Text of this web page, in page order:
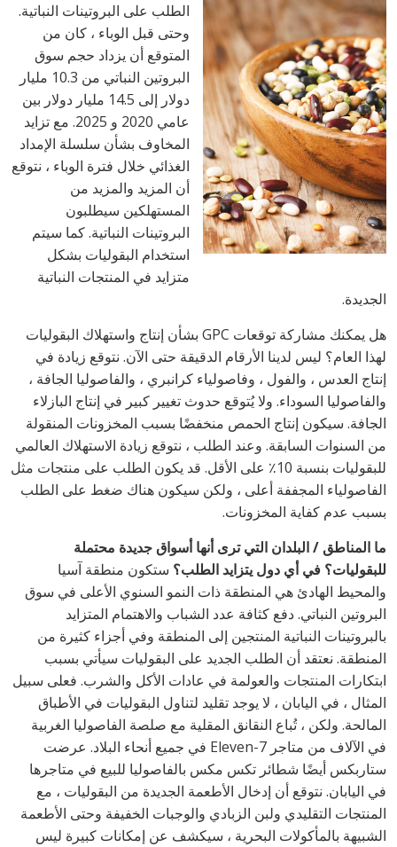
الطلب على البروتينات النباتية.
وحتى قبل الوباء ، كان من
المتوقع أن يزداد حجم سوق
البروتين النباتي من 10.3 مليار
دولار إلى 14.5 مليار دولار بين
عامي 2020 و 2025. مع تزايد
المخاوف بشأن سلسلة الإمداد
الغذائي خلال فترة الوباء ، نتوقع
أن المزيد والمزيد من
المستهلكين سيطلبون
البروتينات النباتية. كما سيتم
استخدام البقوليات بشكل
متزايد في المنتجات النباتية
الجديدة.
هل يمكنك مشاركة توقعات GPC بشأن إنتاج واستهلاك البقوليات
لهذا العام؟ ليس لدينا الأرقام الدقيقة حتى الآن. نتوقع زيادة في
إنتاج العدس ، والفول ، وفاصولياء كرانبري ، والفاصوليا الجافة ،
والفاصوليا السوداء. ولا يُتوقع حدوث تغيير كبير في إنتاج البازلاء
الجافة. سيكون إنتاج الحمص منخفضًا بسبب المخزونات المنقولة
من السنوات السابقة. وعند الطلب ، نتوقع زيادة الاستهلاك العالمي
للبقوليات بنسبة 10٪ على الأقل. قد يكون الطلب على منتجات مثل
الفاصولياء المجففة أعلى ، ولكن سيكون هناك ضغط على الطلب
بسبب عدم كفاية المخزونات.
ما المناطق / البلدان التي ترى أنها أسواق جديدة محتملة
للبقوليات؟ في أي دول يتزايد الطلب؟ ستكون منطقة آسيا
والمحيط الهادئ هي المنطقة ذات النمو السنوي الأعلى في سوق
البروتين النباتي. دفع كثافة عدد الشباب والاهتمام المتزايد
بالبروتينات النباتية المنتجين إلى المنطقة وفي أجزاء كثيرة من
المنطقة. نعتقد أن الطلب الجديد على البقوليات سيأتي بسبب
ابتكارات المنتجات والعولمة في عادات الأكل والشرب. فعلى سبيل
المثال ، في اليابان ، لا يوجد تقليد لتناول البقوليات في الأطباق
المالحة. ولكن ، تُباع النقانق المقلية مع صلصة الفاصوليا الغربية
في الآلاف من متاجر 7-Eleven في جميع أنحاء البلاد. عرضت
ستاربكس أيضًا شطائر تكس مكس بالفاصوليا للبيع في متاجرها
في اليابان. نتوقع أن إدخال الأطعمة الجديدة من البقوليات ، مع
المنتجات التقليدي ولبن الزبادي والوجبات الخفيفة وحتى الأطعمة
الشبيهة بالمأكولات البحرية ، سيكشف عن إمكانات كبيرة ليس